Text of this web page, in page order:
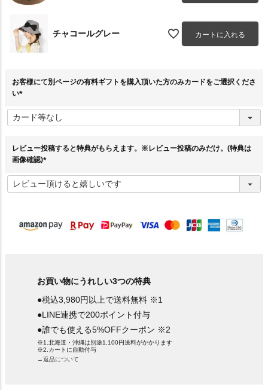
チャコールグレー カートに入れる
お客様にて別ページの有料ギフトを購入頂いた方のみカードをご選択くださ
い
必
須
レビュー投稿すると特典がもらえます。※レビュー投稿のみだけ。(特典は
画像確認)
必
須
お買い物にうれしい3つの特典
●税込3,980円以上で送料無料 ※1
●LINE連携で200ポイント付与
●誰でも使える5%OFFクーポン ※2
※1.北海道・沖縄は別途1,100円送料がかかります
※2.カートに自動付与
→返品について